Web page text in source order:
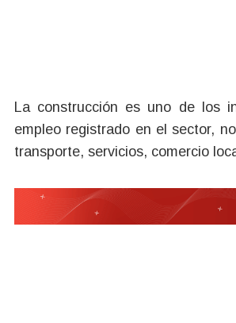
La construcción es uno de los
empleo registrado en el sector,
transporte, servicios, comercio